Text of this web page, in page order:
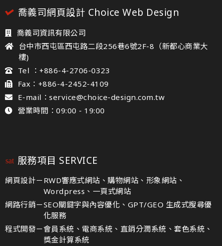
喬義司網頁設計 Choice Web Design
喬義司資訊有限公司
台中市西屯區西屯路二段256巷6號2F-8（新都心商業大
樓)
Tel ：+886-4-2706-0323
Fax：+886-4-2452-4109
E-mail：service@choice-design.com.tw
營業時間：09:00 - 19:00
服務項目 SERVICE
網頁設計－ RWD響應式網站、購物網站、形象網站、
Wordpress、一頁式網站
網路行銷－SEO關鍵字與內容優化、GPT/GEO 生成式搜尋優
化服務
程式開發－會員系統、電商系統、直銷分潤系統、套色系統、
獎金計算系統